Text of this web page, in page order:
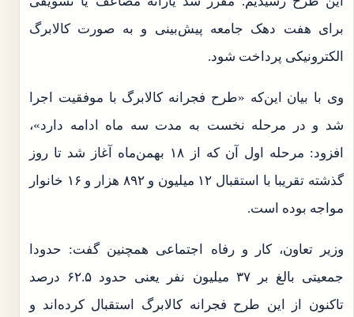
برای هفت دهک جامعه پیش‌بینی و به صورت کالابرگ
الکترونیکی پرداخت شود.
وی با بیان این‌که «طرح فجرانه کالابرگ با موفقیت اجرا
شد و در مرحله نخست به مدت سه ماه ادامه دارد»،
افزود: مرحله اول آن که از ۱۸ بهمن‌ماه آغاز شد تا روز
گذشته تقریبا با استقبال ۱۲ میلیون و ۸۹۲ هزار و ۱۶ خانوار
مواجه بوده است.
وزیر تعاون، کار و رفاه اجتماعی همچنین گفت: حدودا
جمعیتی بالغ بر ۳۷ میلیون نفر یعنی حدود ۶۲.۵ درصد
تاکنون از این طرح فجرانه کالابرگ استقبال کرده‌اند و